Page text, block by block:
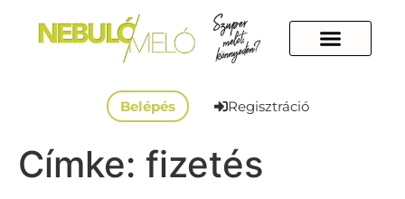
Belépés Regisztráció
Címke: fizetés